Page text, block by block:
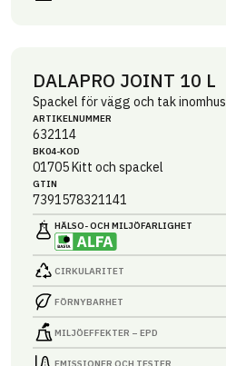
DALAPRO JOINT 10 L
Spackel för vägg och tak inomhus
ARTIKEL­NUMMER
632114
BK04-KOD
01705Kitt och spackel
GTIN
7391578321141
HÄLSO- OCH MILJÖ­FARLIGHET
CIRKULARITET
FÖRNYBARHET
MILJÖEFFEKTER – EPD
EMISSIONER OCH TESTER